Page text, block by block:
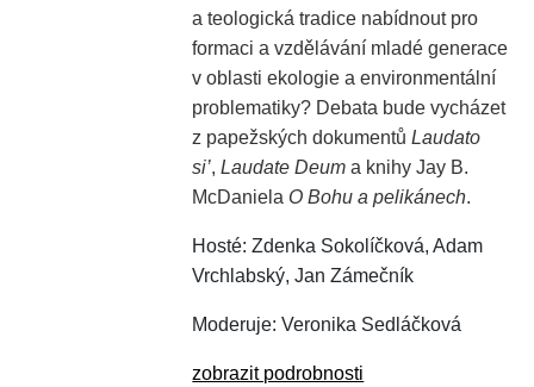
a teologická tradice nabídnout pro
formaci a vzdělávání mladé generace
v oblasti ekologie a environmentální
problematiky? Debata bude vycházet
z papežských dokumentůLaudato
si’,Laudate Deuma knihy Jay B.
McDaniela O Bohu a pelikánech.
Hosté: Zdenka Sokolíčková, Adam
Vrchlabský, Jan Zámečník
Moderuje: Veronika Sedláčková
zobrazit podrobnosti